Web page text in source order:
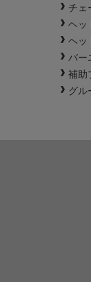
チェ
ヘッ
ヘッ
バー
補助
グル